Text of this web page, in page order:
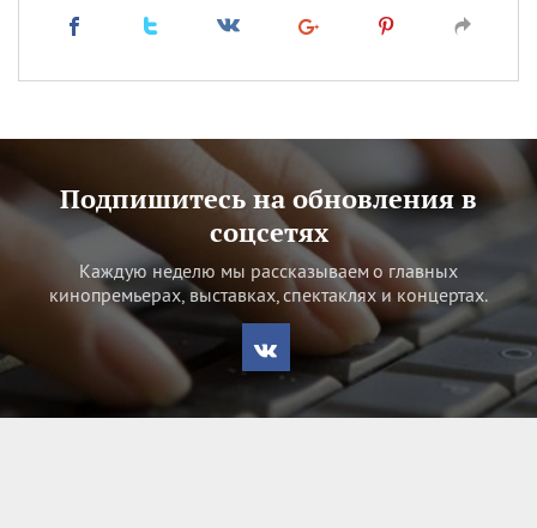
Подпишитесь на обновления в
соцсетях
Каждую неделю мы рассказываем о главных
кинопремьерах, выставках, спектаклях и концертах.